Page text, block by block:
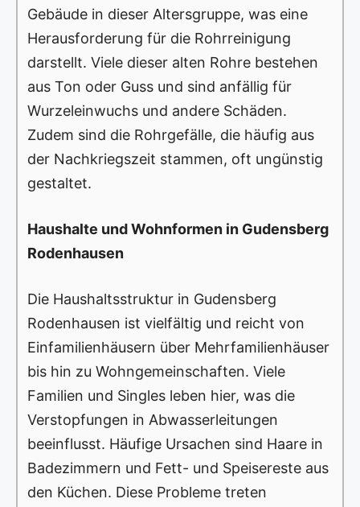
Gebäude in dieser Altersgruppe, was eine
Herausforderung für die Rohrreinigung
darstellt. Viele dieser alten Rohre bestehen
aus Ton oder Guss und sind anfällig für
Wurzeleinwuchs und andere Schäden.
Zudem sind die Rohrgefälle, die häufig aus
der Nachkriegszeit stammen, oft ungünstig
gestaltet.
Haushalte und Wohnformen in Gudensberg
Rodenhausen
Die Haushaltsstruktur in Gudensberg
Rodenhausen ist vielfältig und reicht von
Einfamilienhäusern über Mehrfamilienhäuser
bis hin zu Wohngemeinschaften. Viele
Familien und Singles leben hier, was die
Verstopfungen in Abwasserleitungen
beeinflusst. Häufige Ursachen sind Haare in
Badezimmern und Fett- und Speisereste aus
den Küchen. Diese Probleme treten